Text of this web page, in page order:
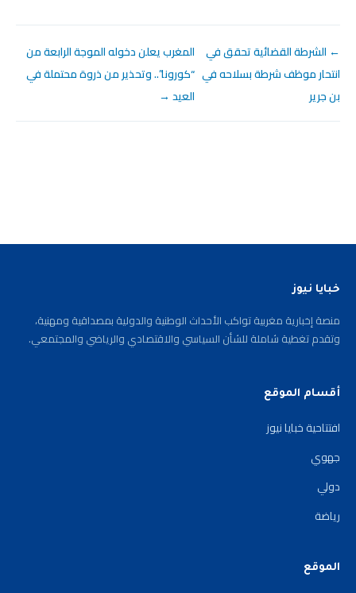
← الشرطة القضائية تحقق في
انتحار موظف شرطة بسلاحه في
بن جرير
المغرب يعلن دخوله الموجة الرابعة من
“كورونا”.. وتحذير من ذروة محتملة في
العيد →
خبايا نيوز
منصة إخبارية مغربية تواكب الأحداث الوطنية والدولية بمصداقية ومهنية،
وتقدم تغطية شاملة للشأن السياسي والاقتصادي والرياضي والمجتمعي.
أقسام الموقع
افتتاحية خبايا نيوز
جهوي
دولي
رياضة
الموقع